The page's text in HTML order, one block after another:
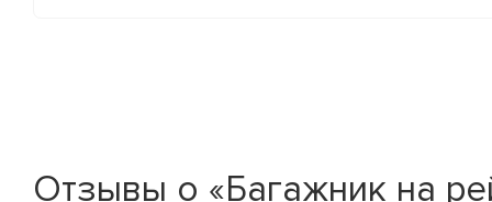
Отзывы о «Багажник на